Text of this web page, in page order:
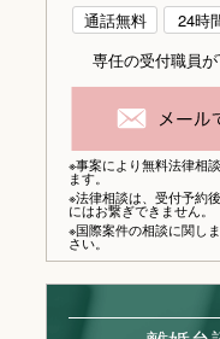
通話無料 24時
専任の受付職員
※事案により無料法律相
ます。
※法律相談は、 受付予約
にはお繋ぎできません。
※国際案件の相談に関し
さい。